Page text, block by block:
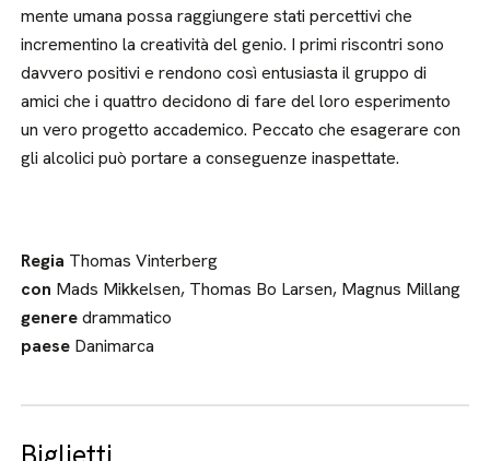
mente umana possa raggiungere stati percettivi che
incrementino la creatività del genio. I primi riscontri sono
davvero positivi e rendono così entusiasta il gruppo di
amici che i quattro decidono di fare del loro esperimento
un vero progetto accademico. Peccato che esagerare con
gli alcolici può portare a conseguenze inaspettate.
Regia Thomas Vinterberg
con Mads Mikkelsen, Thomas Bo Larsen, Magnus Millang
generedrammatico
paese Danimarca